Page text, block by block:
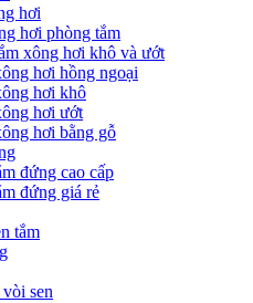
hơi
hơi phòng tắm
xông hơi khô và ướt
hơi hồng ngoại
hơi khô
hơi ướt
hơi bằng gỗ
đứng cao cấp
đứng giá rẻ
tắm
sen